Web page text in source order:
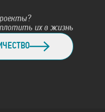
их в жизнь